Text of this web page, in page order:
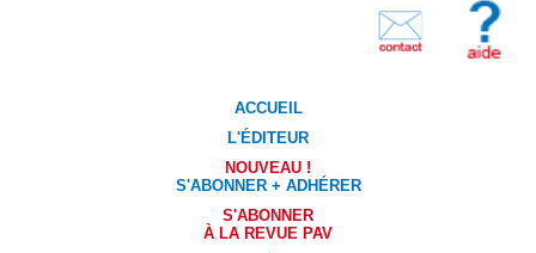
ACCUEIL
L'ÉDITEUR
NOUVEAU !
S'ABONNER + ADHÉRER
S'ABONNER
À LA REVUE PAV